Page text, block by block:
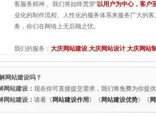
客服务精神 。我们将始终贯穿“以用户为中心，客户
业化的制作流程、人性化的服务体系来服务广大的
务，你们在网络上无后顾之忧。
我们的服务： 大庆网站建设,大庆网站设计,大庆网站
网站建设吗？
网站建设： 现在你可直接提交需求，我们将免费为你提
网站建设： 请看《 网站建设作用 》《 网站建设优势》《